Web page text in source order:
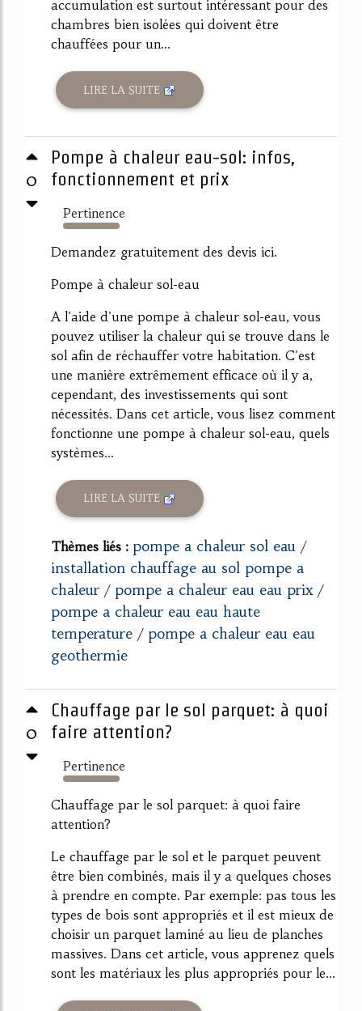
accumulation est surtout intéressant pour des
chambres bien isolées qui doivent être
chauffées pour un...
LIRE LA SUITE
0
Pompe à chaleur eau-sol: infos,
fonctionnement et prix
Pertinence
1141%
Demandez gratuitement des devis ici.
Pompe à chaleur sol-eau
A l'aide d'une pompe à chaleur sol-eau, vous
pouvez utiliser la chaleur qui se trouve dans le
sol afin de réchauffer votre habitation. C'est
une manière extrêmement efficace où il y a,
cependant, des investissements qui sont
nécessités. Dans cet article, vous lisez comment
fonctionne une pompe à chaleur sol-eau, quels
systèmes...
LIRE LA SUITE
Thèmes liés : pompe a chaleur sol eau /
installation chauffage au sol pompe a
chaleur / pompe a chaleur eau eau prix /
pompe a chaleur eau eau haute
temperature / pompe a chaleur eau eau
geothermie
0
Chauffage par le sol parquet: à quoi
faire attention?
Pertinence
680%
Chauffage par le sol parquet: à quoi faire
attention?
Le chauffage par le sol et le parquet peuvent
être bien combinés, mais il y a quelques choses
à prendre en compte. Par exemple: pas tous les
types de bois sont appropriés et il est mieux de
choisir un parquet laminé au lieu de planches
massives. Dans cet article, vous apprenez quels
sont les matériaux les plus appropriés pour le...